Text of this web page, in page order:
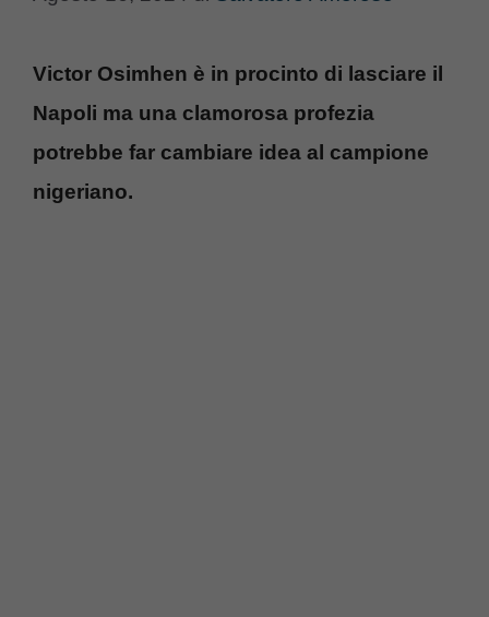
Victor Osimhen è in procinto di lasciare il
Napoli ma una clamorosa profezia
potrebbe far cambiare idea al campione
nigeriano.